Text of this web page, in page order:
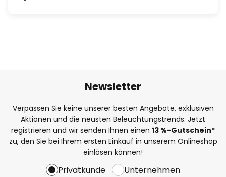
Newsletter
Verpassen Sie keine unserer besten Angebote, exklusiven
Aktionen und die neusten Beleuchtungstrends. Jetzt
registrieren und wir senden Ihnen einen 13 %-Gutschein*
zu, den Sie bei Ihrem ersten Einkauf in unserem Onlineshop
einlösen können!
Privatkunde Unternehmen